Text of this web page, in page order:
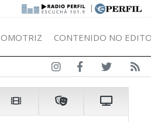
|
CONTENIDO NO